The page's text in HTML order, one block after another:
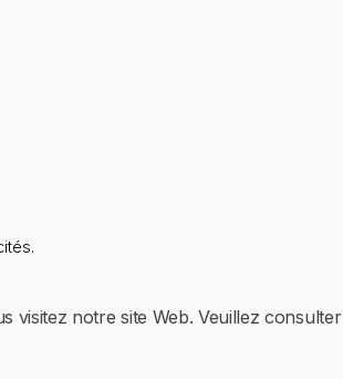
visitez notre site Web. Veuillez consulter